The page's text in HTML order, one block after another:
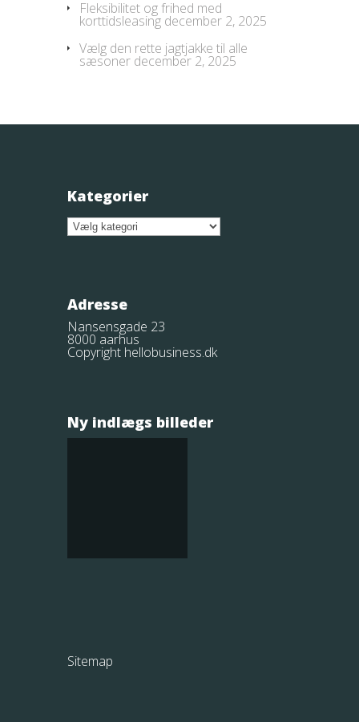
Fleksibilitet og frihed med
korttidsleasing december 2, 2025
Vælg den rette jagtjakke til alle
sæsoner december 2, 2025
Kategorier
Kategorier
Adresse
Nansensgade 23
8000 aarhus
Copyright hellobusiness.dk
Ny indlægs billeder
Sitemap